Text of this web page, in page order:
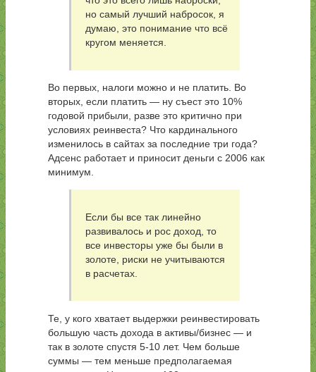
но самый лучший набросок, я
думаю, это понимание что всё
кругом меняется.
Во первых, налоги можно и не платить. Во
вторых, если платить — ну съест это 10%
годовой прибыли, разве это критично при
условиях реинвеста? Что кардинального
изменилось в сайтах за последние три года?
Адсенс работает и приносит деньги с 2006 как
минимум.
Если бы все так линейно
развивалось и рос доход, то
все инвесторы уже бы были в
золоте, риски не учитываются
в расчетах.
Те, у кого хватает выдержки реинвестировать
большую часть дохода в активы/бизнес — и
так в золоте спустя 5-10 лет. Чем больше
суммы — тем меньше предполагаемая